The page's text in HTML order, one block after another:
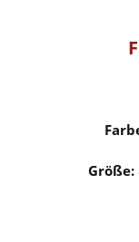
Größe: